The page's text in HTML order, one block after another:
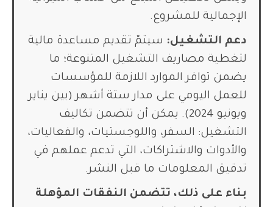
الإجمالية للمشروع.
دعم التشغيل: سيتمّ تقديم مساعدة مالية
لتغطية مصاريف التشغيل المتنوعة؛ ما
يضمن توافر الموارد اللازمة للمؤسسات
للعمل اليومي على مدار ستة أشهر (بين يناير
ويونيو 2024). يمكن أن تتضمن تكاليف
التشغيل: السفر، واللوجستيات، والفعاليات،
والأدوات والاشتراكات، التي تدعم عملهم في
تدقيق المعلومات ما قبل النشر.
بناء على ذلك، تتضمن النفقات المؤهلة